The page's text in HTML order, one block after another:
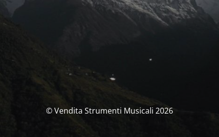
© Vendita Strumenti Musicali 2026